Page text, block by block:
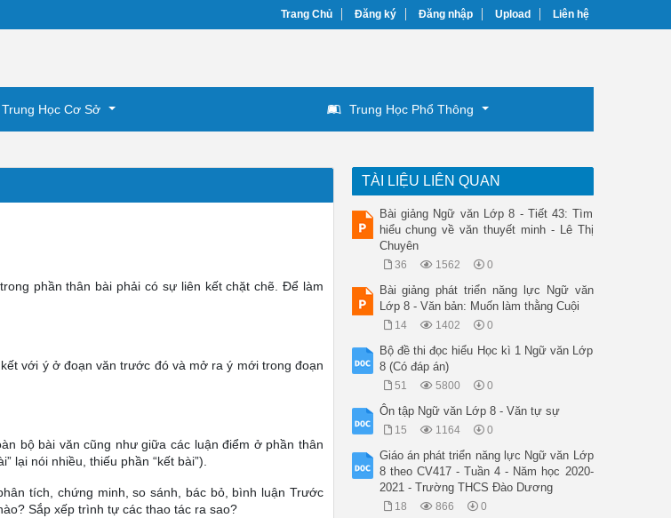
Trang Chủ Đăng ký Đăng nhập Upload Liên hệ
Trung Học Cơ Sở Trung Học Phổ Thông
phần thân bài phải có sự liên kết chặt chẽ. Để làm
với ý ở đoạn văn trước đó và mở ra ý mới trong đoạn
bộ bài văn cũng như giữa các luận điểm ở phần thân
lại nói nhiều, thiếu phần “kết bài”).
tích, chứng minh, so sánh, bác bỏ, bình luận Trước
Sắp xếp trình tự các thao tác ra sao?
TÀI LIỆU LIÊN QUAN
Bài giảng Ngữ văn Lớp 8 - Tiết 43: Tìm
hiểu chung về văn thuyết minh - Lê Thị
Chuyên
36 1562 0
Bài giảng phát triển năng lực Ngữ văn
Lớp 8 - Văn bản: Muốn làm thằng Cuội
14 1402 0
Bộ đề thi đọc hiểu Học kì 1 Ngữ văn Lớp
8 (Có đáp án)
51 5800 0
Ôn tập Ngữ văn Lớp 8 - Văn tự sự
15 1164 0
Giáo án phát triển năng lực Ngữ văn Lớp
8 theo CV417 - Tuần 4 - Năm học 2020-
2021 - Trường THCS Đào Dương
18 866 0